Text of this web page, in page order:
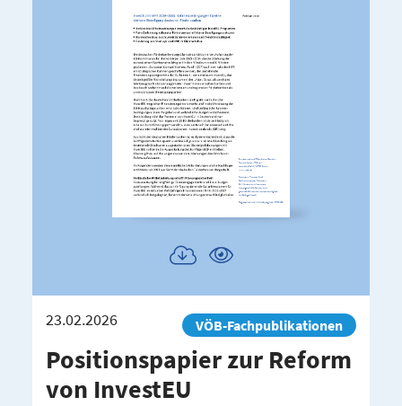
Publikation
Publikation
23.02.2026 VÖB-Fachpublikationen
Positi­ons­papier zur Reform
von InvestEU